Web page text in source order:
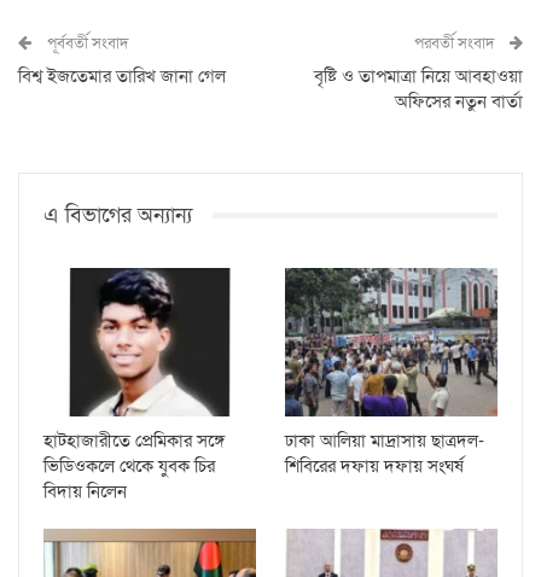
পূর্ববর্তী সংবাদ
বিশ্ব ইজতেমার তারিখ জানা গেল
পরবর্তী সংবাদ
বৃষ্টি ও তাপমাত্রা নিয়ে আবহাওয়া
অফিসের নতুন বার্তা
এ বিভাগের অন্যান্য
হাটহাজারীতে প্রেমিকার সঙ্গে
ভিডিওকলে থেকে যুবক চির
বিদায় নিলেন
ঢাকা আলিয়া মাদ্রাসায় ছাত্রদল-
শিবিরের দফায় দফায় সংঘর্ষ